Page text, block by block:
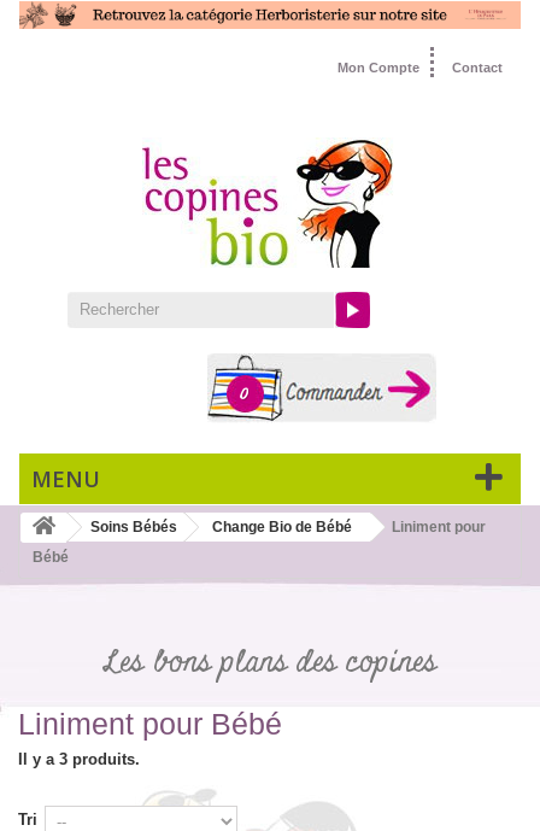
Contact
Mon Compte
0
MENU
Soins Bébés Change Bio de Bébé
Liniment pour
Bébé
Les bons plans des copines
Liniment pour Bébé
Il y a 3 produits.
Tri